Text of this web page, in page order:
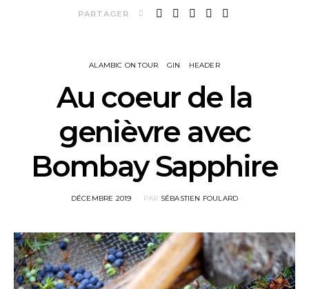
PARTAGER
ALAMBIC ON TOUR GIN HEADER
Au coeur de la
genièvre avec
Bombay Sapphire
POSTED
DÉCEMBRE 2019 PAR SÉBASTIEN FOULARD